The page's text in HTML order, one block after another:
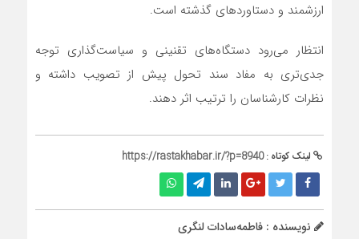
ارزشمند و دستاوردهای گذشته است.
انتظار می‌رود دستگاه‌های تقنینی و سیاست‌گذاری توجه
جدی‌تری به مفاد سند تحول پیش از تصویب داشته و
نظرات کارشناسان را ترتیب اثر دهند.
لینک کوتاه :https://rastakhabar.ir/?p=8940
نویسنده : فاطمه‌سادات لنگری